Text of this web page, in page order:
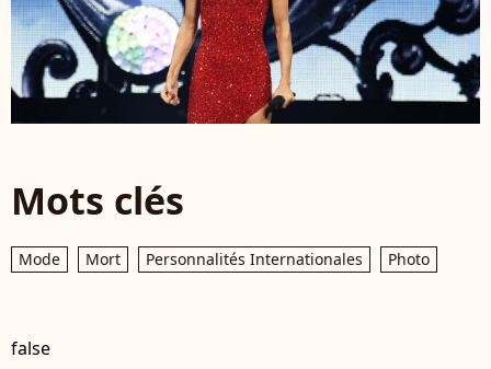
Mots clés
Mode Mort Personnalités Internationales Photo
false